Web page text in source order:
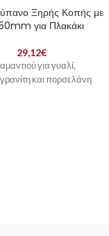
Ξηρής Κοπής με
για Πλακάκι
29,12€
για γυαλί,
και πορσελάνη